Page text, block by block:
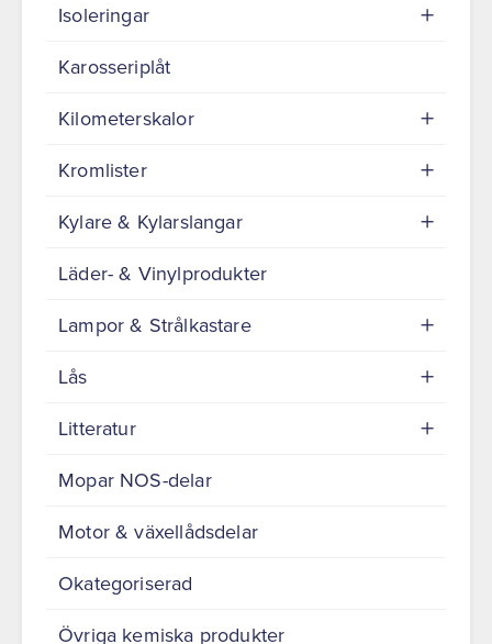
Isoleringar
Karosseriplåt
Kilometerskalor
Kromlister
Kylare & Kylarslangar
Läder- & Vinylprodukter
Lampor & Strålkastare
Lås
Litteratur
Mopar NOS-delar
Motor & växellådsdelar
Okategoriserad
Övriga kemiska produkter